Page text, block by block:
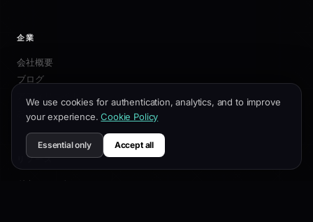
企業
会社概要
ブログ
お問い合わせ
リソース
ドキュメント
We use cookies for authentication, analytics, and to improve
your experience. Cookie Policy
Essential only Accept all